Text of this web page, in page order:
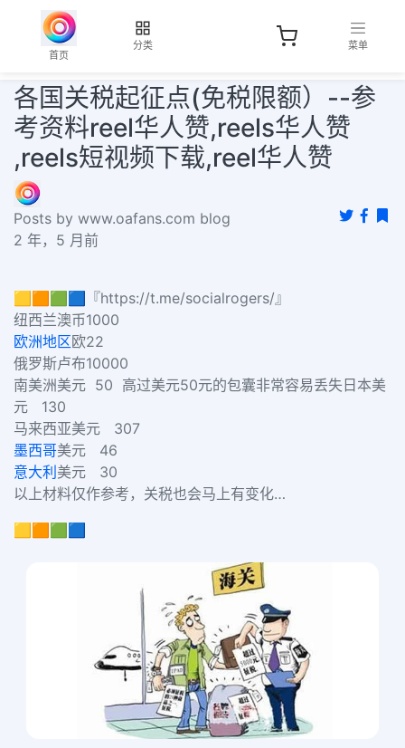
首页
分类 菜单
各国关税起征点(免税限额）--参
考资料reel华人赞,reels华人赞
,reels短视频下载,reel华人赞
Posts by www.oafans.com blog
2 年，5 月前
🟨🟧🟩🟦『https://t.me/socialrogers/』
纽西兰澳币1000
欧洲地区欧22
俄罗斯卢布10000
南美洲美元 50 高过美元50元的包囊非常容易丢失 日本美
元 130
马来西亚美元 307
墨西哥美元 46
意大利 美元 30
以上材料仅作参考，关税也会马上有变化…
🟨🟧🟩🟦